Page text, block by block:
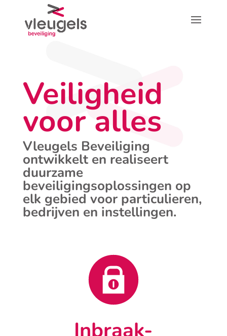
Veiligheid
voor alles
Vleugels Beveiliging
ontwikkelt en realiseert
duurzame
beveiligingsoplossingen op
elk gebied voor particulieren,
bedrijven en instellingen.
Inbraak-